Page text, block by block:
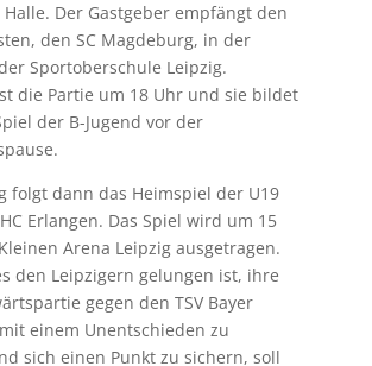
Der Gastgeber empfängt den
den SC Magdeburg, in der
Sportoberschule Leipzig.
die Partie um 18 Uhr und sie bildet
der B-Jugend vor der
folgt dann das Heimspiel der U19
Erlangen. Das Spiel wird um 15
Arena Leipzig ausgetragen.
den Leipzigern gelungen ist, ihre
gegen den TSV Bayer
einem Unentschieden zu
sich einen Punkt zu sichern, soll